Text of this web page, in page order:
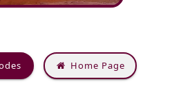
Home Page